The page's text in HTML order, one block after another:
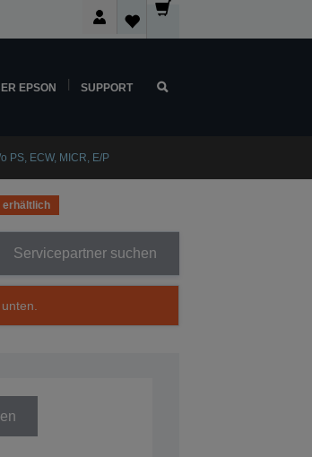
EPSON SUPPORT
PS, ECW, MICR, E/P
erhältlich
Servicepartner suchen